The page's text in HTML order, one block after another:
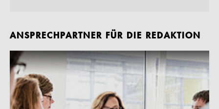
ANSPRECHPARTNER FÜR DIE REDAKTION